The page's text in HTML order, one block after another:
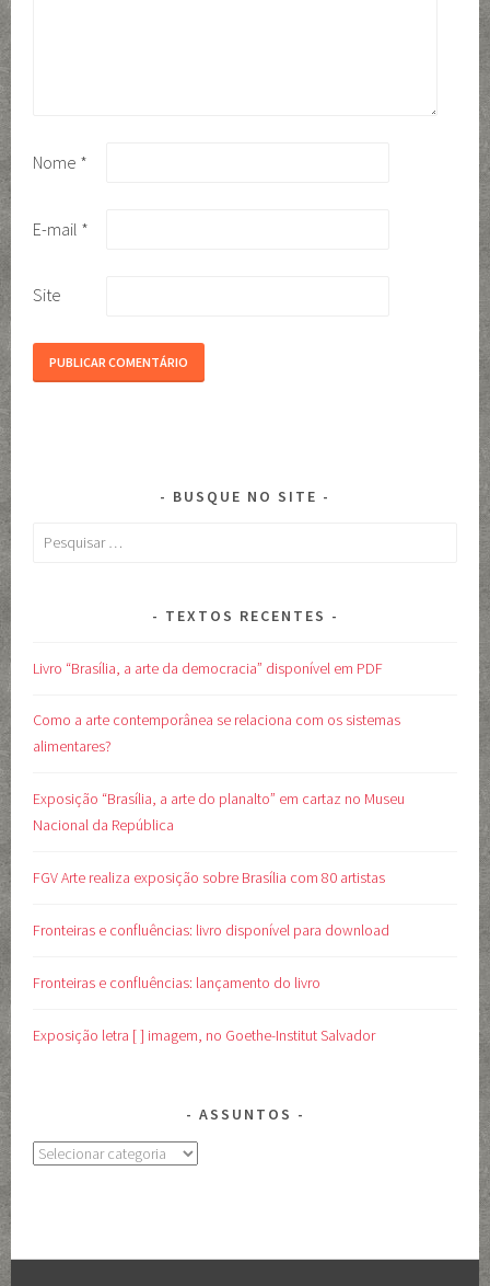
Nome *
E-mail *
Site
BUSQUE NO SITE
Pesquisar
TEXTOS RECENTES
Livro “Brasília, a arte da democracia” disponível em PDF
Como a arte contemporânea se relaciona com os sistemas
alimentares?
Exposição “Brasília, a arte do planalto” em cartaz no Museu
Nacional da República
FGV Arte realiza exposição sobre Brasília com 80 artistas
Fronteiras e confluências: livro disponível para download
Fronteiras e confluências: lançamento do livro
Exposição letra [ ] imagem, no Goethe-Institut Salvador
ASSUNTOS
Assuntos